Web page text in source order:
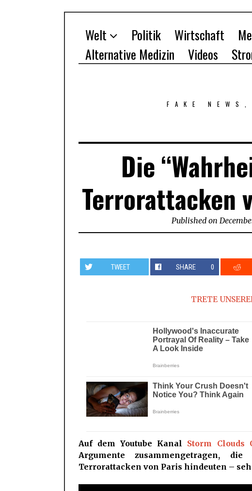
Welt Politik Wirtschaft
Alternative Medizin
Videos
FAKE
Die
Terrorattacken
Published on
TWEET SHARE 0
TRETE
Auf dem Youtube Kanal Storm Clouds
Argumente zusammengetragen,
Terrorattacken von Paris hindeuten –